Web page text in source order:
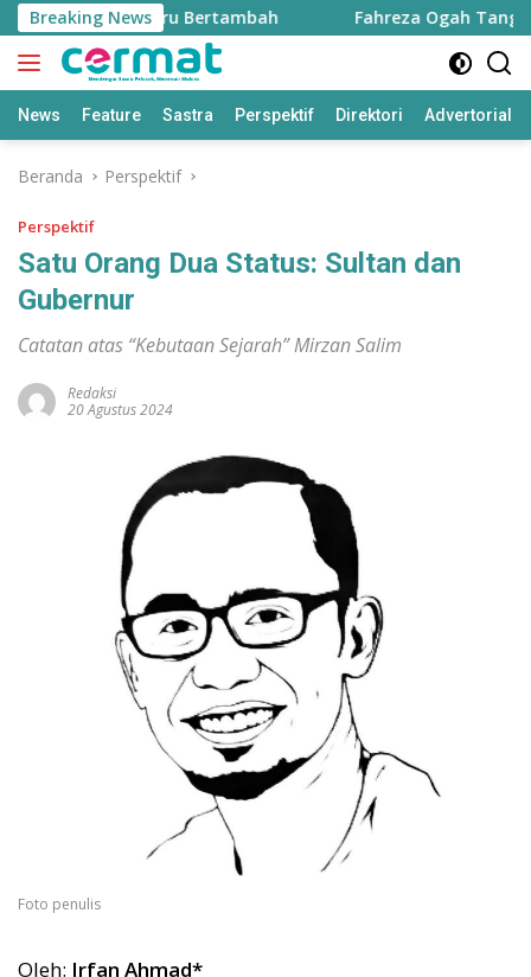
Langsung
ke
konten
Breaking News
Justru Bertambah Fahreza Ogah Tanggapi
News Feature Sastra Perspektif Direktori Advertorial
Beranda Perspektif
Perspektif
Satu Orang Dua Status: Sultan dan
Gubernur
Catatan atas “Kebutaan Sejarah” Mirzan Salim
Redaksi
20 Agustus 2024
Foto penulis
Oleh: Irfan Ahmad*